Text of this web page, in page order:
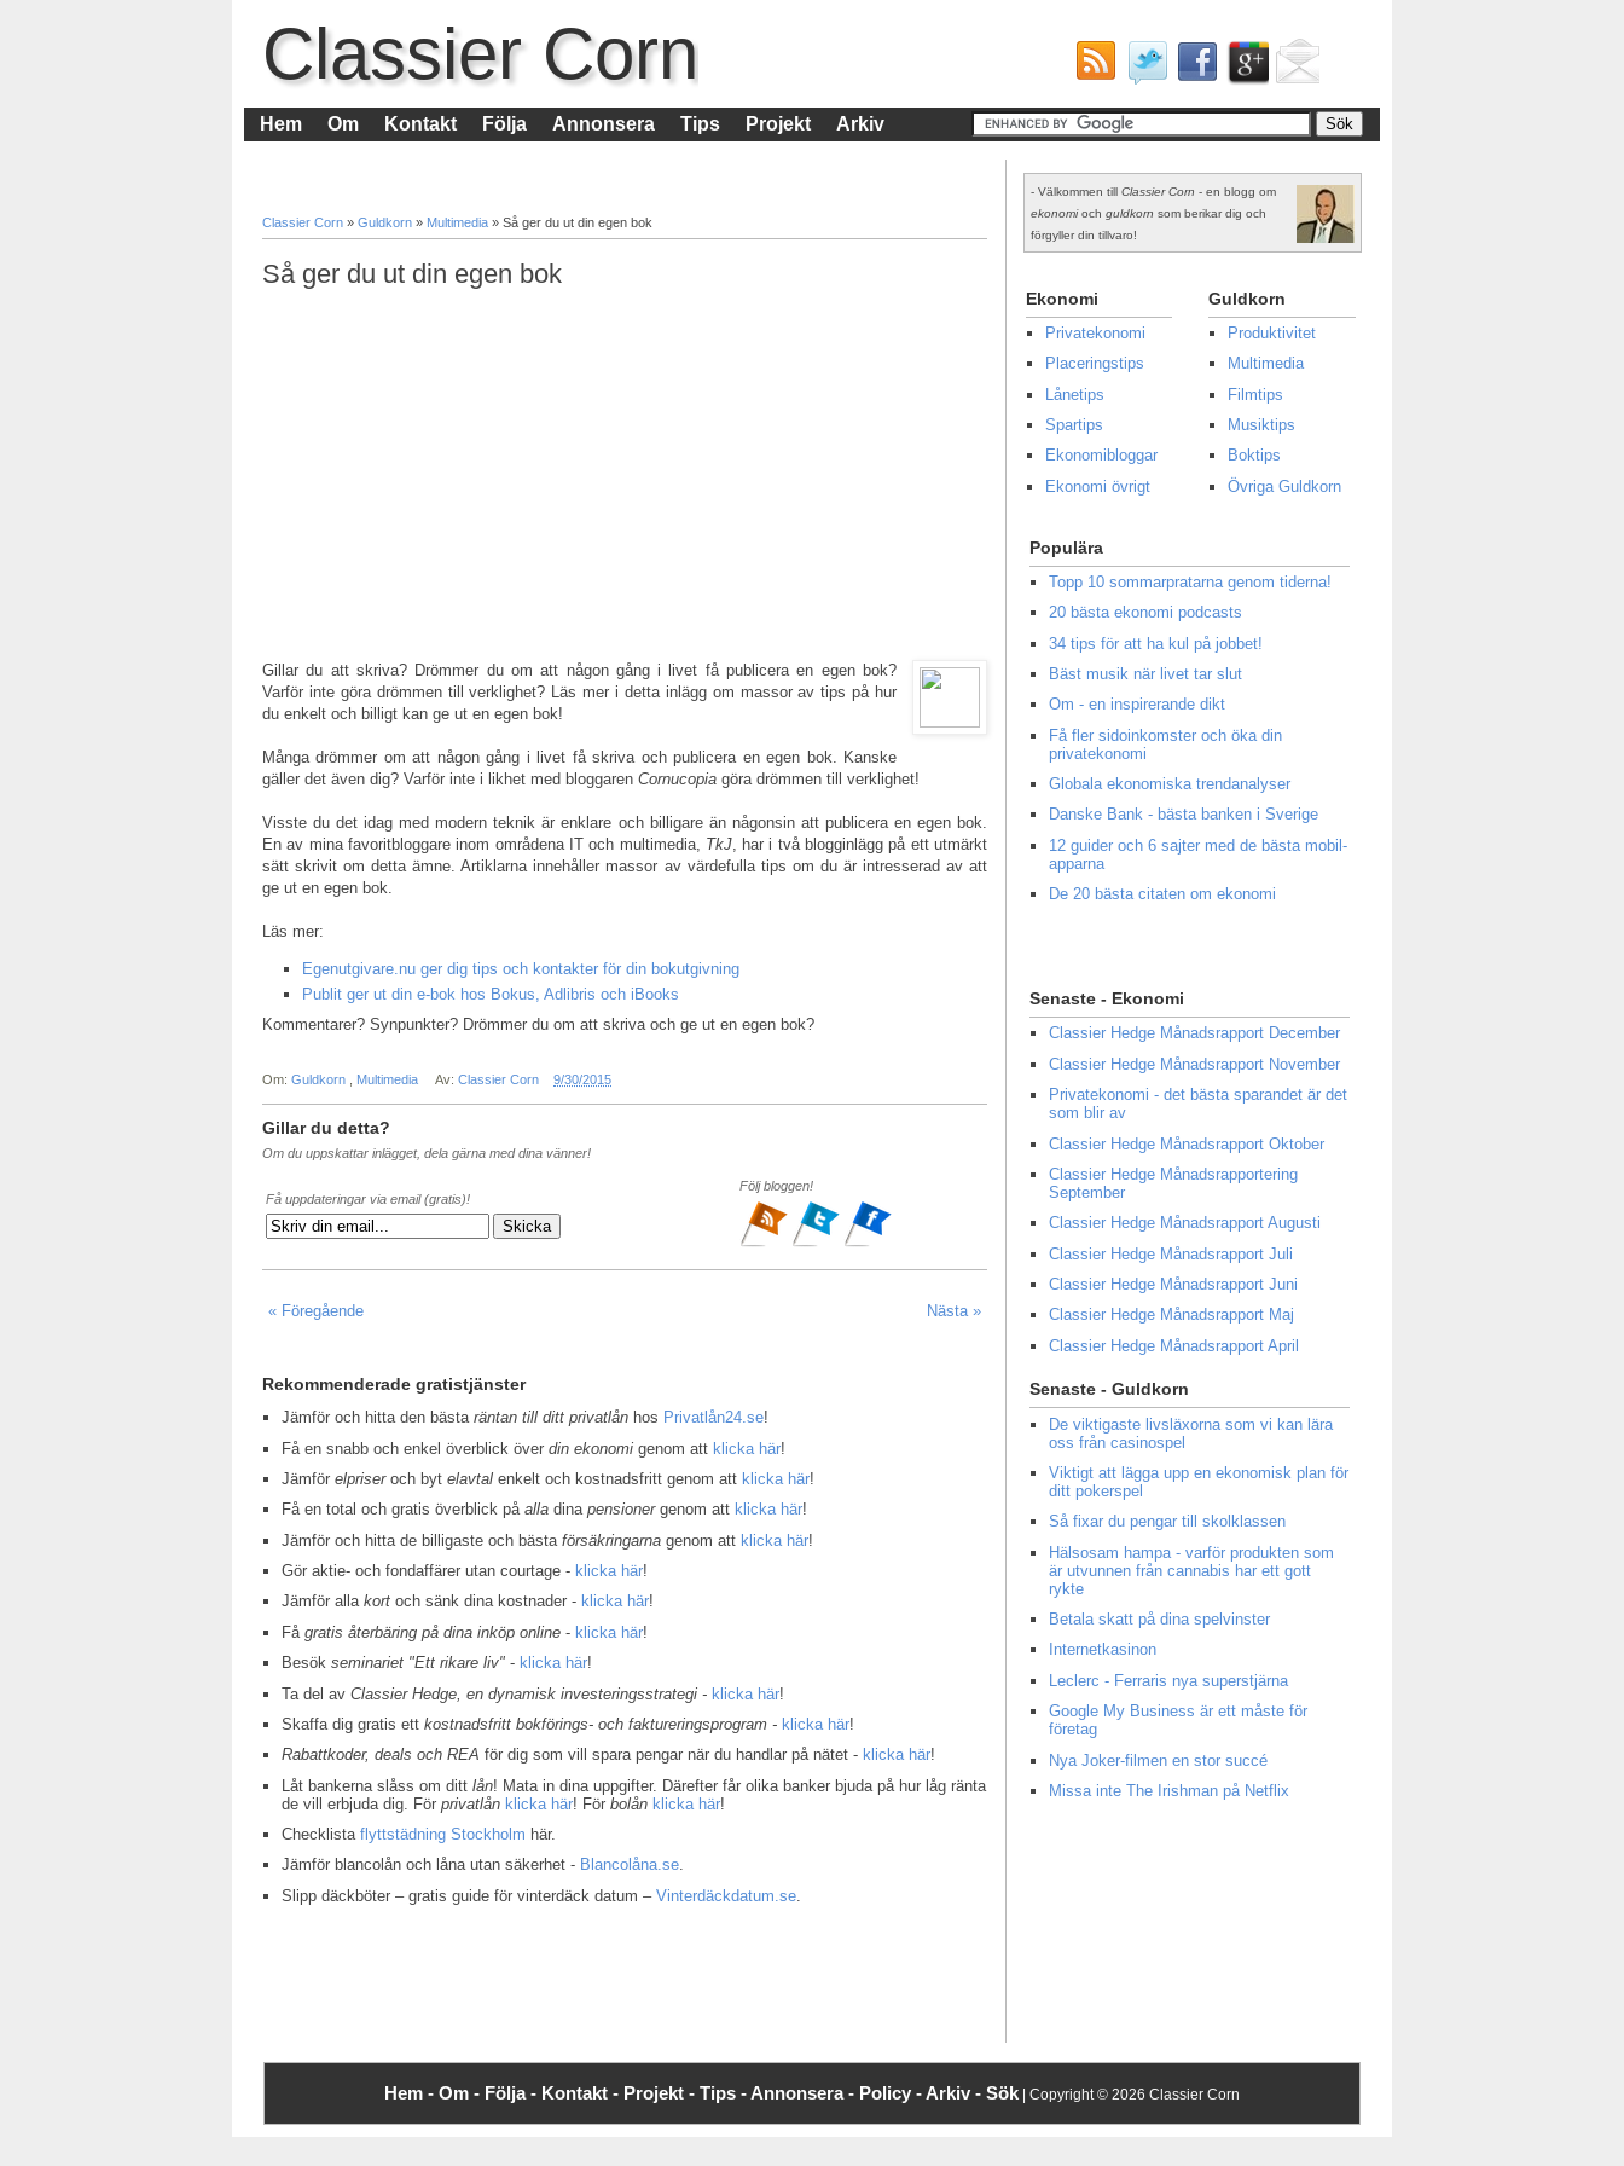
Classier Corn
Hem Om Kontakt Följa Annonsera Tips Projekt Arkiv
Classier Corn » Guldkorn » Multimedia » Så ger du ut din egen bok
Så ger du ut din egen bok
Gillar du att skriva? Drömmer du om att någon gång i livet få publicera en egen bok?
Varför inte göra drömmen till verklighet? Läs mer i detta inlägg om massor av tips på hur
du enkelt och billigt kan ge ut en egen bok!
Många drömmer om att någon gång i livet få skriva och publicera en egen bok. Kanske
gäller det även dig? Varför inte i likhet med bloggaren Cornucopia göra drömmen till verklighet!
Visste du det idag med modern teknik är enklare och billigare än någonsin att publicera en egen bok.
En av mina favoritbloggare inom områdena IT och multimedia, TkJ, har i två blogginlägg på ett utmärkt
sätt skrivit om detta ämne. Artiklarna innehåller massor av värdefulla tips om du är intresserad av att
ge ut en egen bok.
Läs mer:
Egenutgivare.nu ger dig tips och kontakter för din bokutgivning
Publit ger ut din e-bok hos Bokus, Adlibris och iBooks
Kommentarer? Synpunkter? Drömmer du om att skriva och ge ut en egen bok?
Om: Guldkorn Multimedia Av:Classier Corn 9/30/2015
Gillar du detta?
Om du uppskattar inlägget, dela gärna med dina vänner!
Få uppdateringar via email (gratis)!
Följ bloggen!
« Föregående Nästa »
Rekommenderade gratistjänster
Jämför och hitta den bästaräntan till ditt privatlån hos Privatlån24.se!
Få en snabb och enkel överblick överdin ekonomi genom att klicka här!
Jämförelpriseroch bytelavtal enkelt och kostnadsfritt genom att klicka här!
Få en total och gratis överblick påalla dinapensionergenom att klicka här!
Jämför och hitta de billigaste och bästaförsäkringarna genom att klicka här!
Gör aktie- och fondaffärer utan courtage - klicka här!
Jämför allakort och sänk dina kostnader - klicka här!
Fågratis återbäring på dina inköp online - klicka här!
Besökseminariet "Ett rikare liv" - klicka här!
Ta del avClassier Hedge, en dynamisk investeringsstrategi - klicka här!
Skaffa dig gratis ettkostnadsfritt bokförings- och faktureringsprogram - klicka här!
Rabattkoder, deals och REA för dig som vill spara pengar när du handlar på nätet - klicka här!
Låt bankerna slåss om dittlån! Mata in dina uppgifter. Därefter får olika banker bjuda på hur låg ränta
de vill erbjuda dig. Förprivatlån klicka här! Förbolån klicka här!
Checklistaflyttstädning Stockholm här.
Jämför blancolån och låna utan säkerhet - Blancolåna.se.
Slipp däckböter – gratis guide för vinterdäck datum –Vinterdäckdatum.se
- Välkommen till Classier Corn - en blogg om
ekonomioch guldkorn som berikar dig och
förgyller din tillvaro!
Ekonomi
Privatekonomi
Placeringstips
Lånetips
Spartips
Ekonomibloggar
Ekonomi övrigt
Guldkorn
Produktivitet
Multimedia
Filmtips
Musiktips
Boktips
Övriga Guldkorn
Populära
Topp 10 sommarpratarna genom tiderna!
20 bästa ekonomi podcasts
34 tips för att ha kul på jobbet!
Bäst musik när livet tar slut
Om - en inspirerande dikt
Få fler sidoinkomster och öka din
privatekonomi
Globala ekonomiska trendanalyser
Danske Bank - bästa banken i Sverige
12 guider och 6 sajter med de bästa mobil-
apparna
De 20 bästa citaten om ekonomi
Senaste - Ekonomi
Classier Hedge Månadsrapport December
Classier Hedge Månadsrapport November
Privatekonomi - det bästa sparandet är det
som blir av
Classier Hedge Månadsrapport Oktober
Classier Hedge Månadsrapportering
September
Classier Hedge Månadsrapport Augusti
Classier Hedge Månadsrapport Juli
Classier Hedge Månadsrapport Juni
Classier Hedge Månadsrapport Maj
Classier Hedge Månadsrapport April
Senaste - Guldkorn
De viktigaste livsläxorna som vi kan lära
oss från casinospel
Viktigt att lägga upp en ekonomisk plan för
ditt pokerspel
Så fixar du pengar till skolklassen
Hälsosam hampa - varför produkten som
är utvunnen från cannabis har ett gott
rykte
Betala skatt på dina spelvinster
Internetkasinon
Leclerc - Ferraris nya superstjärna
Google My Business är ett måste för
företag
Nya Joker-filmen en stor succé
Missa inte The Irishman på Netflix
Hem - Om - Följa - Kontakt - Projekt - Tips -Annonsera - Policy -Arkiv - Sök | Copyright © 2026 Classier Corn